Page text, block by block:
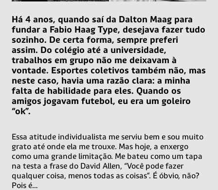
Há 4 anos, quando saí da Dalton Maag para
fundar a Fabio Haag Type, desejava fazer tudo
sozinho. De certa forma, sempre preferi
assim. Do colégio até a universidade,
trabalhos em grupo não me deixavam à
vontade. Esportes coletivos também não, mas
neste caso, havia uma razão clara: a minha
falta de habilidade para eles. Quando os
amigos jogavam futebol, eu era um goleiro
“ok”.
Essa atitude individualista me serviu bem e sou muito
grato até onde ela me trouxe. Mas hoje, a enxergo
como uma grande limitação. Me bateu como um tapa
na testa a frase do David Allen, “Você pode fazer
qualquer coisa, menos todas as coisas”. É óbvio, não?
Pois é…